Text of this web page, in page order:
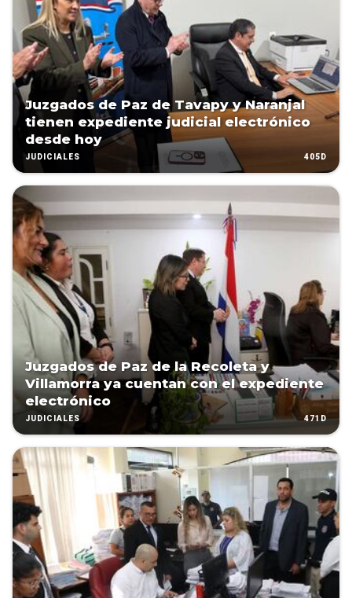
Juzgados de Paz de Tavapy y Naranjal
tienen expediente judicial electrónico
desde hoy
JUDICIALES 405D
Juzgados de Paz de la Recoleta y
Villamorra ya cuentan con el expediente
electrónico
JUDICIALES 471D